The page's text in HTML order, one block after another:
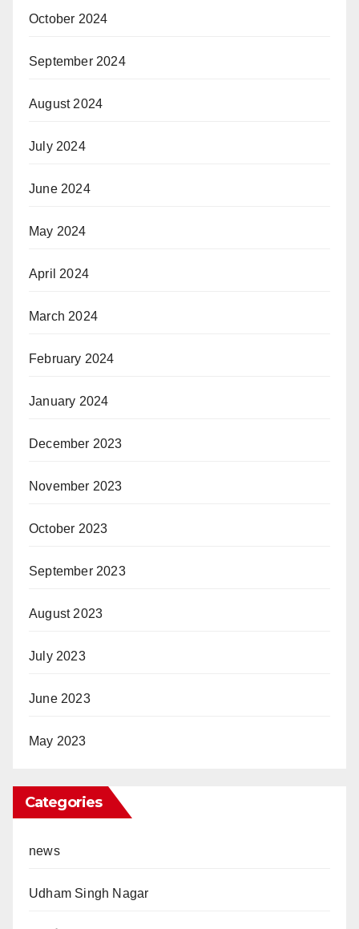
October 2024
September 2024
August 2024
July 2024
June 2024
May 2024
April 2024
March 2024
February 2024
January 2024
December 2023
November 2023
October 2023
September 2023
August 2023
July 2023
June 2023
May 2023
Categories
news
Udham Singh Nagar